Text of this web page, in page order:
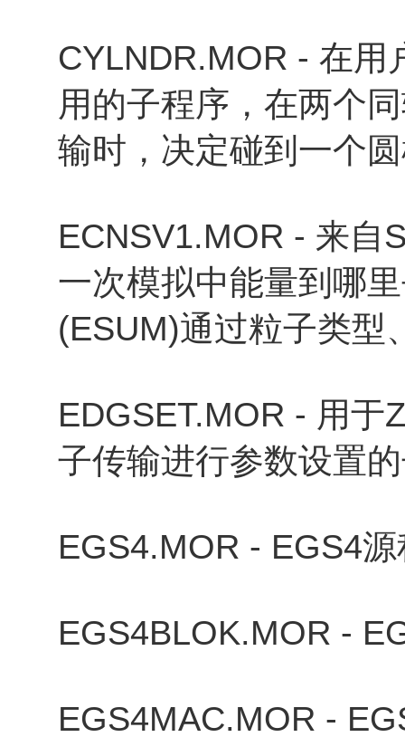
CYLNDR.MOR - 在用
用的子程序，在两个
输时，决定碰到一个
ECNSV1.MOR - 来自
一次模拟中能量到哪
(ESUM)通过粒子类型
EDGSET.MOR - 用于
子传输进行参数设置
EGS4.MOR - EGS4
EGS4BLOK.MOR -
EGS4MAC.MOR -